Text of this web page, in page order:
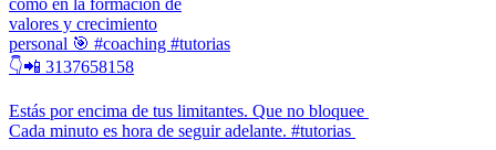
valores y crecimiento
personal 🎯 #coaching #tutorias
👇📲 3137658158
Estás por encima de tus limitantes. Que no bloquee
Cada minuto es hora de seguir adelante. #tutorias